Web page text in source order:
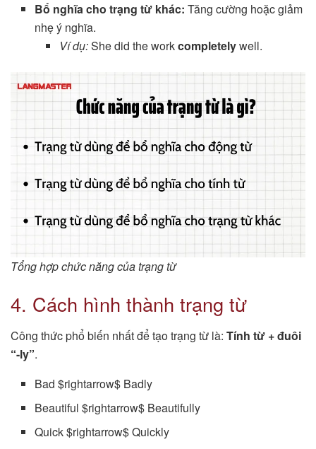
Bổ nghĩa cho trạng từ khác: Tăng cường hoặc giảm
nhẹ ý nghĩa.
Ví dụ:She did the workcompletelywell.
Tổng hợp chức năng của trạng từ
4. Cách hình thành trạng từ
Công thức phổ biến nhất để tạo trạng từ là: Tính từ + đuôi
“-ly”.
Bad $rightarrow$ Badly
Beautiful $rightarrow$ Beautifully
Quick $rightarrow$ Quickly